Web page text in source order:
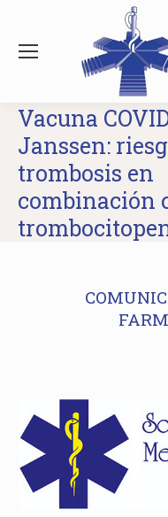
Vacuna
Janssen:
trombosis en
combinación